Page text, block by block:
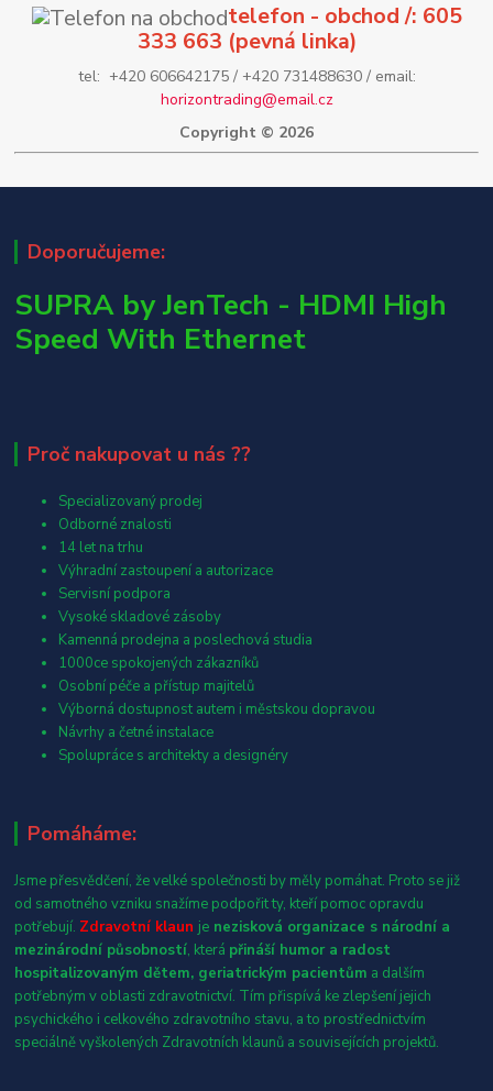
telefon - obchod /: 605
333 663 (pevná linka)
tel: +420 606642175 / +420 731488630 / email:
horizontrading@email.cz
Copyright © 2026
Doporučujeme:
SUPRA by JenTech - HDMI High
Speed With Ethernet
Proč nakupovat u nás ??
Specializovaný prodej
Odborné znalosti
14 let na trhu
Výhradní zastoupení a autorizace
Servisní podpora
Vysoké skladové zásoby
Kamenná prodejna a poslechová studia
1000ce spokojených zákazníků
Osobní péče a přístup majitelů
Výborná dostupnost autem i městskou dopravou
Návrhy a četné instalace
Spolupráce s architekty a designéry
Pomáháme:
Jsme přesvědčení, že velké společnosti by měly pomáhat. Proto se již
od samotného vzniku snažíme podpořit ty, kteří pomoc opravdu
potřebují. Zdravotní klaun je nezisková organizace s národní a
mezinárodní působností, která přináší humor a radost
hospitalizovaným dětem, geriatrickým pacientům a dalším
potřebným v oblasti zdravotnictví. Tím přispívá ke zlepšení jejich
psychického i celkového zdravotního stavu, a to prostřednictvím
speciálně vyškolených Zdravotních klaunů a souvisejících projektů.